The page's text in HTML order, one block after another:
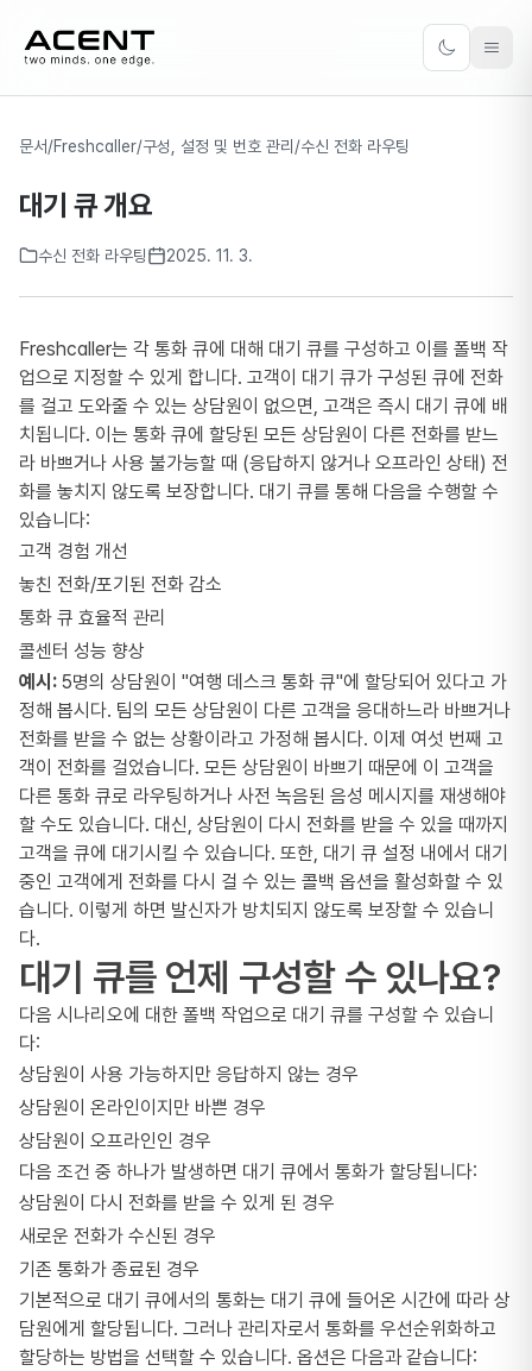
ACENT
Toggle
문서/Freshcaller/구성, 설정 및 번호 관리 /수신 전화 라우팅
대기 큐 개요
수신 전화 라우팅 2025. 11. 3.
Freshcaller는 각 통화 큐에 대해 대기 큐를 구성하고 이를 폴백 작
업으로 지정할 수 있게 합니다. 고객이 대기 큐가 구성된 큐에 전화
를 걸고 도와줄 수 있는 상담원이 없으면, 고객은 즉시 대기 큐에 배
치됩니다. 이는 통화 큐에 할당된 모든 상담원이 다른 전화를 받느
라 바쁘거나 사용 불가능할 때 (응답하지 않거나 오프라인 상태) 전
화를 놓치지 않도록 보장합니다. 대기 큐를 통해 다음을 수행할 수
있습니다:
고객 경험 개선
놓친 전화/포기된 전화 감소
통화 큐 효율적 관리
콜센터 성능 향상
예시: 5명의 상담원이 "여행 데스크 통화 큐"에 할당되어 있다고 가
정해 봅시다. 팀의 모든 상담원이 다른 고객을 응대하느라 바쁘거나
전화를 받을 수 없는 상황이라고 가정해 봅시다. 이제 여섯 번째 고
객이 전화를 걸었습니다. 모든 상담원이 바쁘기 때문에 이 고객을
다른 통화 큐로 라우팅하거나 사전 녹음된 음성 메시지를 재생해야
할 수도 있습니다. 대신, 상담원이 다시 전화를 받을 수 있을 때까지
고객을 큐에 대기시킬 수 있습니다. 또한, 대기 큐 설정 내에서 대기
중인 고객에게 전화를 다시 걸 수 있는 콜백 옵션을 활성화할 수 있
습니다. 이렇게 하면 발신자가 방치되지 않도록 보장할 수 있습니
다.
대기 큐를 언제 구성할 수 있나요?
다음 시나리오에 대한 폴백 작업으로 대기 큐를 구성할 수 있습니
다:
상담원이 사용 가능하지만 응답하지 않는 경우
상담원이 온라인이지만 바쁜 경우
상담원이 오프라인인 경우
다음 조건 중 하나가 발생하면 대기 큐에서 통화가 할당됩니다:
상담원이 다시 전화를 받을 수 있게 된 경우
새로운 전화가 수신된 경우
기존 통화가 종료된 경우
기본적으로 대기 큐에서의 통화는 대기 큐에 들어온 시간에 따라 상
담원에게 할당됩니다. 그러나 관리자로서 통화를 우선순위화하고
할당하는 방법을 선택할 수 있습니다. 옵션은 다음과 같습니다: